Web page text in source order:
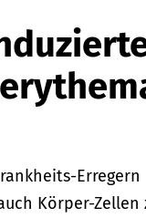
Körper-Zellen